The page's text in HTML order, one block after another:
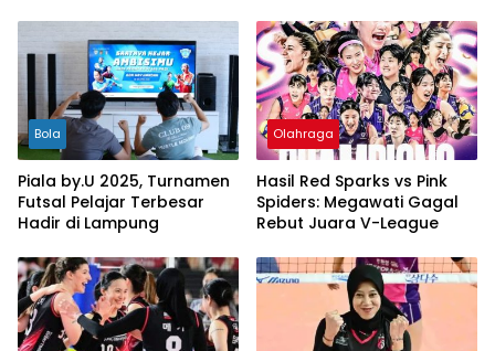
Bola
Piala by.U 2025, Turnamen
Futsal Pelajar Terbesar
Hadir di Lampung
Olahraga
Hasil Red Sparks vs Pink
Spiders: Megawati Gagal
Rebut Juara V-League